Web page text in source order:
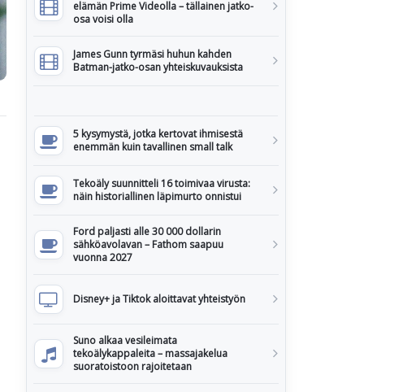
elämän Prime Videolla – tällainen jatko-
osa voisi olla
James Gunn tyrmäsi huhun kahden
Batman-jatko-osan yhteiskuvauksista
5 kysymystä, jotka kertovat ihmisestä
enemmän kuin tavallinen small talk
Tekoäly suunnitteli 16 toimivaa virusta:
näin historiallinen läpimurto onnistui
Ford paljasti alle 30 000 dollarin
sähköavolavan – Fathom saapuu
vuonna 2027
Disney+ ja Tiktok aloittavat yhteistyön
Suno alkaa vesileimata
tekoälykappaleita – massajakelua
suoratoistoon rajoitetaan